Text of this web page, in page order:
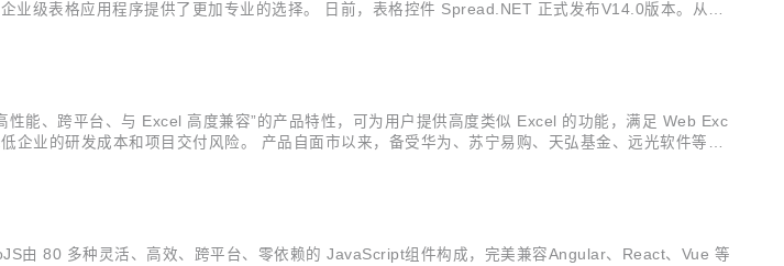
级表格应用程序提供了更加专业的选择。 日前，表格控件 Spread.NET 正式发布V14.0版本。从该
能、跨平台、与 Excel 高度兼容”的产品特性，可为用户提供高度类似 Excel 的功能，满足 Web Exc
业的研发成本和项目交付风险。 产品自面市以来，备受华为、苏宁易购、天弘基金、远光软件等各
由 80 多种灵活、高效、跨平台、零依赖的 JavaScript组件构成，完美兼容Angular、React、Vue 等